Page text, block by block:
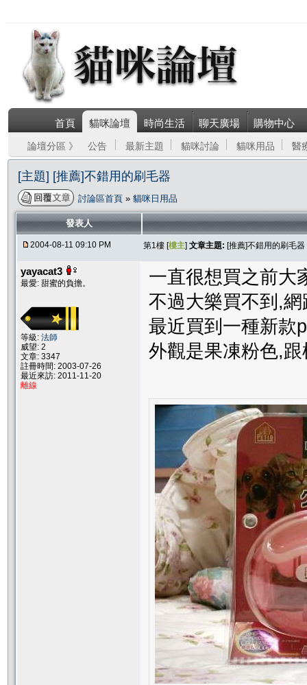
首頁 貓咪論壇 時尚生活 聊天廣場 購物中心
論壇分區 》 公告 最新主題 貓咪討論 貓咪用品 醫
[主題] [推薦]不錯用的刷毛器
討論區首頁 » 貓咪日用品
發表人
2004-08-11 09:10 PM 第1樓 [樓主] 文章主題: [推薦]不錯用的刷毛器
yayacat3
最愛: 甜蜜的負擔。
等級: 法師
威望: 2
文章: 3347
註冊時間: 2003-07-26
最近來訪: 2011-11-20
離線
一直很想買之前大
不過大樂買不到,
最近買到一種新款
外觀是果凍粉色,